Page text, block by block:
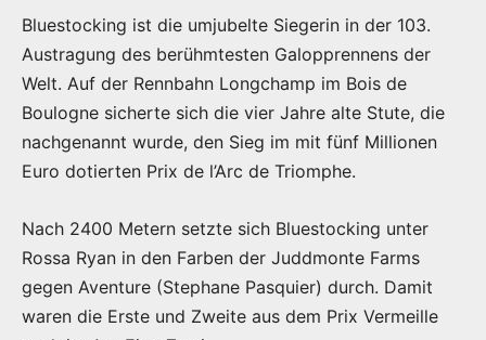
Bluestocking ist die umjubelte Siegerin in der 103.
Austragung des berühmtesten Galopprennens der
Welt. Auf der Rennbahn Longchamp im Bois de
Boulogne sicherte sich die vier Jahre alte Stute, die
nachgenannt wurde, den Sieg im mit fünf Millionen
Euro dotierten Prix de l’Arc de Triomphe.
Nach 2400 Metern setzte sich Bluestocking unter
Rossa Ryan in den Farben der Juddmonte Farms
gegen Aventure (Stephane Pasquier) durch. Damit
waren die Erste und Zweite aus dem Prix Vermeille